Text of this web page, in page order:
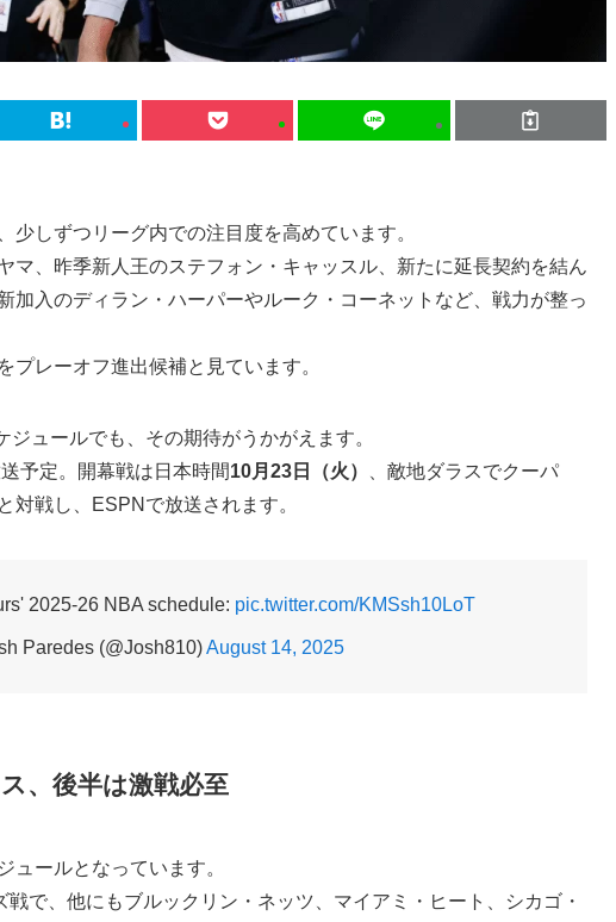
少しずつリーグ内での注目度を高めています。
マ、昨季新人王のステフォン・キャッスル、新たに延長契約を結ん
加入のディラン・ハーパーやルーク・コーネットなど、戦力が整っ
プレーオフ進出候補と見ています。
ュールでも、その期待がうかがえます。
予定。開幕戦は日本時間10月23日（火）
、敵地ダラスでクーパ
対戦し、ESPNで放送されます。
2025-26 NBA schedule: pic.twitter.com/KMSsh10LoT
Paredes (@Josh810)August 14, 2025
、後半は激戦必至
ュールとなっています。
で、他にもブルックリン・ネッツ、マイアミ・ヒート、シカゴ・